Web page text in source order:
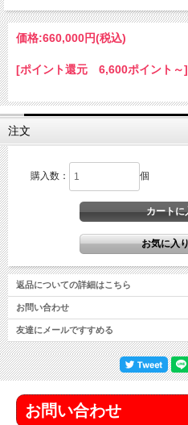
価格:660,000円(税込)
[ポイント還元 6,600ポイント～]
注文
購入数： 個
返品についての詳細はこちら
お問い合わせ
友達にメールですすめる
お問い合わせ